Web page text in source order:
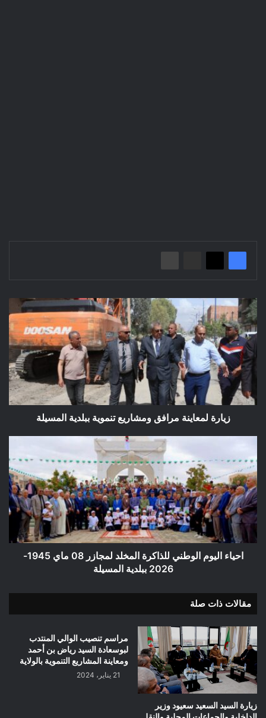
زيارة
لمعاينة
مرافق
ومشاريع
تنموية
ببلدية
المسيلة
زيارة لمعاينة مرافق ومشاريع تنموية ببلدية المسيلة
الوطني
للذاكرة
المخلد
لمجازر
08
ماي
1945-
2026
احياء اليوم الوطني للذاكرة المخلد لمجازر 08 ماي 1945-
2026 ببلدية المسيلة
مقالات ذات صلة
زيارة السيد السعيد سعيود وزير
مراسم تنصيب الوالي المنتدب
لبوسعادة السيد رياض بن أحمد
ومعاينة المشاريع التنموية بالولاية
21 يناير، 2024